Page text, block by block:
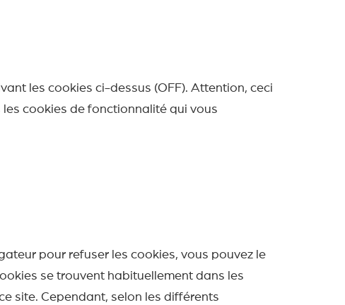
les cookies ci-dessus (OFF). Attention, ceci
cookies de fonctionnalité qui vous
pour refuser les cookies, vous pouvez le
se trouvent habituellement dans les
site. Cependant, selon les différents